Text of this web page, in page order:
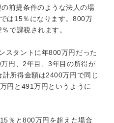
前提条件のような法人の場
は15％になります。800万
で課税されます。
スタントに年800万円だった
円、2年目、3年目の所得が
所得金額は2400万円で同じ
円と491万円というように
％と800万円を超えた場合